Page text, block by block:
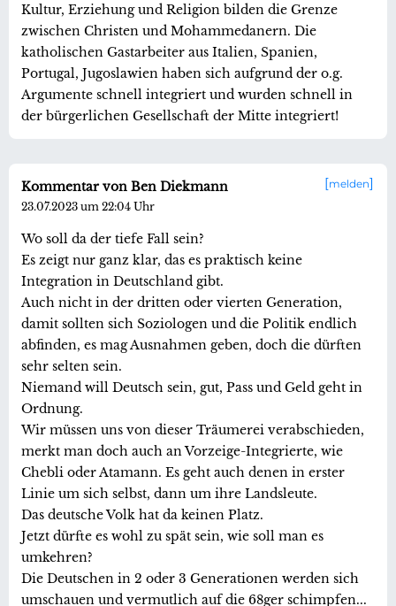
Kultur, Erziehung und Religion bilden die Grenze
zwischen Christen und Mohammedanern. Die
katholischen Gastarbeiter aus Italien, Spanien,
Portugal, Jugoslawien haben sich aufgrund der o.g.
Argumente schnell integriert und wurden schnell in
der bürgerlichen Gesellschaft der Mitte integriert!
melden
Kommentar von Ben Diekmann
23.07.2023 um 22:04 Uhr
Wo soll da der tiefe Fall sein?
Es zeigt nur ganz klar, das es praktisch keine
Integration in Deutschland gibt.
Auch nicht in der dritten oder vierten Generation,
damit sollten sich Soziologen und die Politik endlich
abfinden, es mag Ausnahmen geben, doch die dürften
sehr selten sein.
Niemand will Deutsch sein, gut, Pass und Geld geht in
Ordnung.
Wir müssen uns von dieser Träumerei verabschieden,
merkt man doch auch an Vorzeige-Integrierte, wie
Chebli oder Atamann. Es geht auch denen in erster
Linie um sich selbst, dann um ihre Landsleute.
Das deutsche Volk hat da keinen Platz.
Jetzt dürfte es wohl zu spät sein, wie soll man es
umkehren?
Die Deutschen in 2 oder 3 Generationen werden sich
umschauen und vermutlich auf die 68ger schimpfen...